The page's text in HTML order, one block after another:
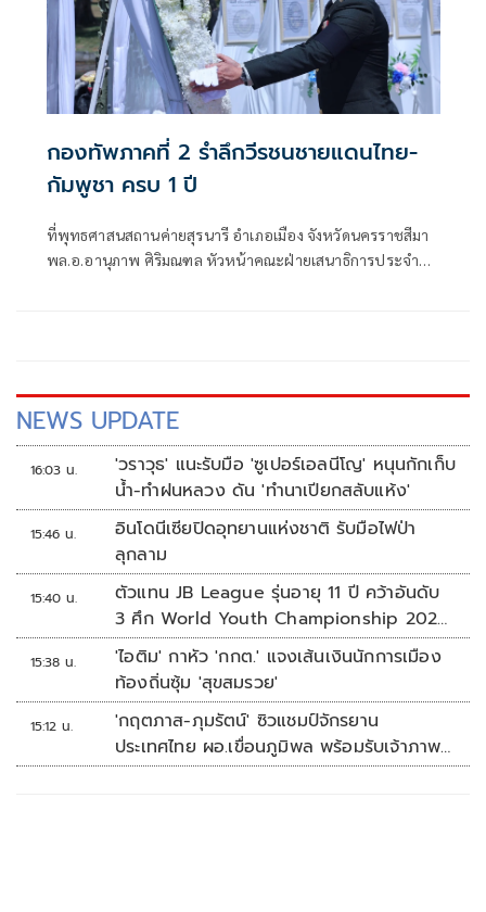
กองทัพภาคที่ 2 รำลึกวีรชนชายแดนไทย-
กัมพูชา ครบ 1 ปี
ที่พุทธศาสนสถานค่ายสุรนารี อำเภอเมือง จังหวัดนครราชสีมา
พล.อ.อานุภาพ ศิริมณฑล หัวหน้าคณะฝ่ายเสนาธิการประจำผู้
NEWS UPDATE
16:03 น.
'วราวุธ' แนะรับมือ 'ซูเปอร์เอลนีโญ' หนุนกักเก็บ
น้ำ-ทำฝนหลวง ดัน 'ทำนาเปียกสลับแห้ง'
15:46 น.
อินโดนีเซียปิดอุทยานแห่งชาติ รับมือไฟป่า
ลุกลาม
15:40 น.
ตัวแทน JB League รุ่นอายุ 11 ปี คว้าอันดับ
3 ศึก World Youth Championship 2026
ที่สิงคโปร์
15:38 น.
'ไอติม' กาหัว 'กกต.' แจงเส้นเงินนักการเมือง
ท้องถิ่นซุ้ม 'สุขสมรวย'
15:12 น.
'กฤตภาส-ภุมรัตน์' ซิวแชมป์จักรยาน
ประเทศไทย ผอ.เขื่อนภูมิพล พร้อมรับเจ้าภาพ
ต่อ ปี 2570